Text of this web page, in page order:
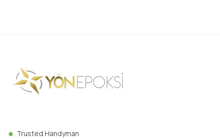
Trusted Handyman